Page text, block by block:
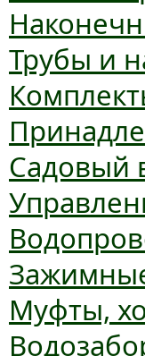
Трубы и
Садовый
Муфты,